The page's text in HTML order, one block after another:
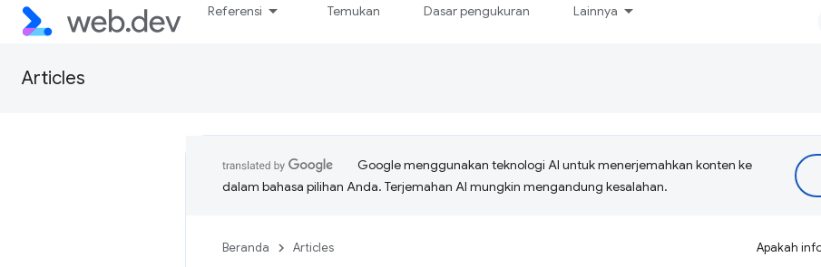
Referensi Temukan Dasar pengukuran Lainnya
Articles
Google menggunakan teknologi AI untuk menerjemahkan konten ke
dalam bahasa pilihan Anda. Terjemahan AI mungkin mengandung kesalahan.
Beranda Articles Apakah